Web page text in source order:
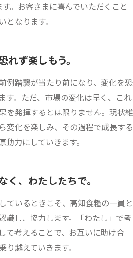
。お客さまに喜んでいただくこと
なります。
れず楽しもう。
例踏襲が当たり前になり、変化を恐
す。ただ、市場の変化は早く、これ
を発揮するとは限りません。現状維
変化を楽しみ、その過程で成長する
動力にしていきます。
く、わたしたちで。
ているときこそ、高知食糧の一員と
識し、協力します。「わたし」で考
て考えることで、お互いに助け合
り越えていきます。